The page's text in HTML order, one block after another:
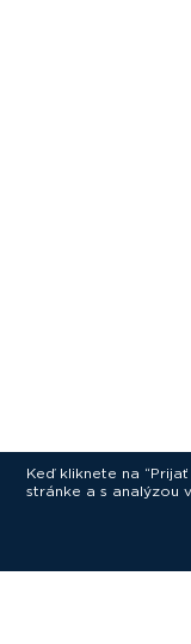
Keď kliknete na
stránke a s analýzou